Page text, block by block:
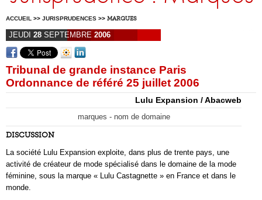
ACCUEIL >> JURISPRUDENCES >> MARQUES
JEUDI 28 SEPTEMBRE 2006
Tribunal de grande instance Paris
Ordonnance de référé 25 juillet 2006
Lulu Expansion / Abacweb
marques - nom de domaine
DISCUSSION
La société Lulu Expansion exploite, dans plus de trente pays, une
activité de créateur de mode spécialisé dans le domaine de la mode
féminine, sous la marque « Lulu Castagnette » en France et dans le
monde.